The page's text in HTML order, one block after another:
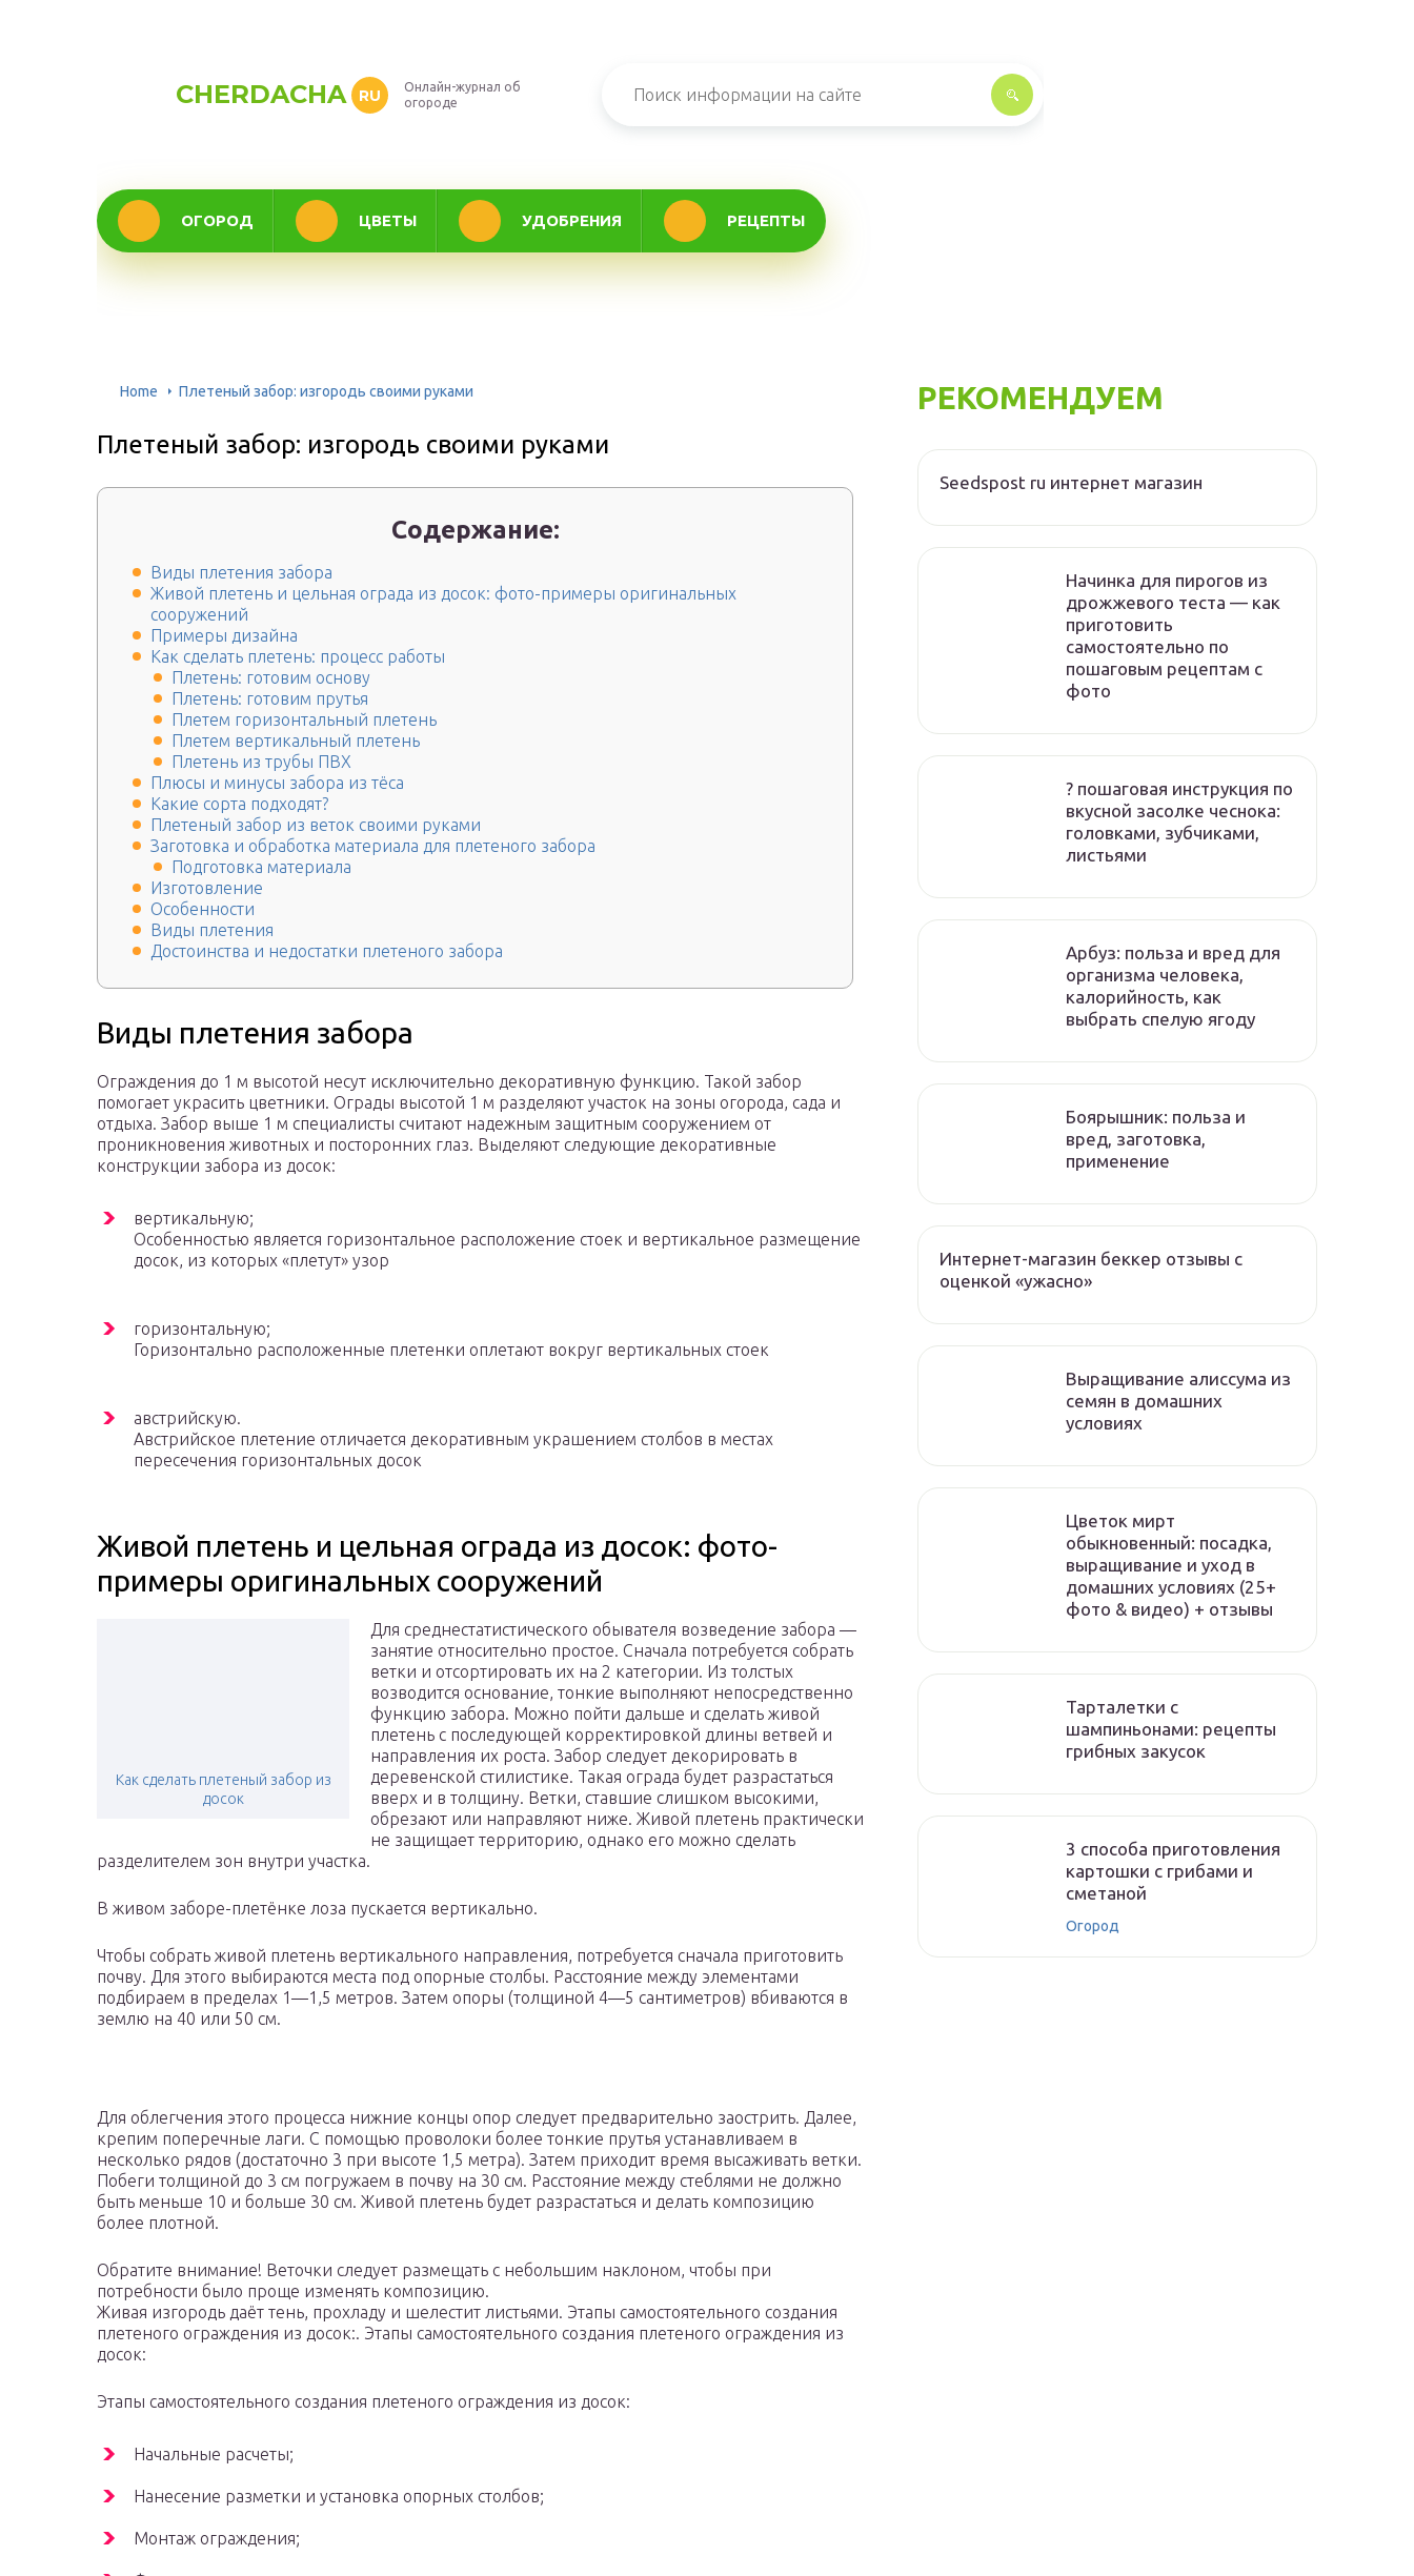
CHERDACHA RU
Онлайн-журнал об
огороде
ОГОРОД ЦВЕТЫ УДОБРЕНИЯ РЕЦЕПТЫ
Home Плетеный забор: изгородь своими руками
Плетеный забор: изгородь своими руками
Содержание:
Виды плетения забора
Живой плетень и цельная ограда из досок: фото-примеры оригинальных
сооружений
Примеры дизайна
Как сделать плетень: процесс работы
Плетень: готовим основу
Плетень: готовим прутья
Плетем горизонтальный плетень
Плетем вертикальный плетень
Плетень из трубы ПВХ
Плюсы и минусы забора из тёса
Какие сорта подходят?
Плетеный забор из веток своими руками
Заготовка и обработка материала для плетеного забора
Подготовка материала
Изготовление
Особенности
Виды плетения
Достоинства и недостатки плетеного забора
Виды плетения забора
Ограждения до 1 м высотой несут исключительно декоративную функцию. Такой забор
помогает украсить цветники. Ограды высотой 1 м разделяют участок на зоны огорода, сада и
отдыха. Забор выше 1 м специалисты считают надежным защитным сооружением от
проникновения животных и посторонних глаз. Выделяют следующие декоративные
конструкции забора из досок:
вертикальную;
Особенностью является горизонтальное расположение стоек и вертикальное размещение
досок, из которых «плетут» узор
горизонтальную;
Горизонтально расположенные плетенки оплетают вокруг вертикальных стоек
австрийскую.
Австрийское плетение отличается декоративным украшением столбов в местах
пересечения горизонтальных досок
Живой плетень и цельная ограда из досок: фото-
примеры оригинальных сооружений
Как сделать плетеный забор из
досок
Для среднестатистического обывателя возведение забора —
занятие относительно простое. Сначала потребуется собрать
ветки и отсортировать их на 2 категории. Из толстых
возводится основание, тонкие выполняют непосредственно
функцию забора. Можно пойти дальше и сделать живой
плетень с последующей корректировкой длины ветвей и
направления их роста. Забор следует декорировать в
деревенской стилистике. Такая ограда будет разрастаться
вверх и в толщину. Ветки, ставшие слишком высокими,
обрезают или направляют ниже. Живой плетень практически
не защищает территорию, однако его можно сделать
разделителем зон внутри участка.
В живом заборе-плетёнке лоза пускается вертикально.
Чтобы собрать живой плетень вертикального направления, потребуется сначала приготовить
почву. Для этого выбираются места под опорные столбы. Расстояние между элементами
подбираем в пределах 1—1,5 метров. Затем опоры (толщиной 4—5 сантиметров) вбиваются в
землю на 40 или 50 см.
Для облегчения этого процесса нижние концы опор следует предварительно заострить. Далее,
крепим поперечные лаги. С помощью проволоки более тонкие прутья устанавливаем в
несколько рядов (достаточно 3 при высоте 1,5 метра). Затем приходит время высаживать ветки.
Побеги толщиной до 3 см погружаем в почву на 30 см. Расстояние между стеблями не должно
быть меньше 10 и больше 30 см. Живой плетень будет разрастаться и делать композицию
более плотной.
Обратите внимание! Веточки следует размещать с небольшим наклоном, чтобы при
потребности было проще изменять композицию.
Живая изгородь даёт тень, прохладу и шелестит листьями. Этапы самостоятельного создания
плетеного ограждения из досок:. Этапы самостоятельного создания плетеного ограждения из
досок:
Этапы самостоятельного создания плетеного ограждения из досок:
Начальные расчеты;
Нанесение разметки и установка опорных столбов;
Монтаж ограждения;
РЕКОМЕНДУЕМ
Seedspost ru интернет магазин
Начинка для пирогов из
дрожжевого теста — как
приготовить
самостоятельно по
пошаговым рецептам с
фото
? пошаговая инструкция по
вкусной засолке чеснока:
головками, зубчиками,
листьями
Арбуз: польза и вред для
организма человека,
калорийность, как
выбрать спелую ягоду
Боярышник: польза и
вред, заготовка,
применение
Интернет-магазин беккер отзывы с
оценкой «ужасно»
Выращивание алиссума из
семян в домашних
условиях
Цветок мирт
обыкновенный: посадка,
выращивание и уход в
домашних условиях (25+
фото & видео) + отзывы
Тарталетки с
шампиньонами: рецепты
грибных закусок
3 способа приготовления
картошки с грибами и
сметаной
Огород